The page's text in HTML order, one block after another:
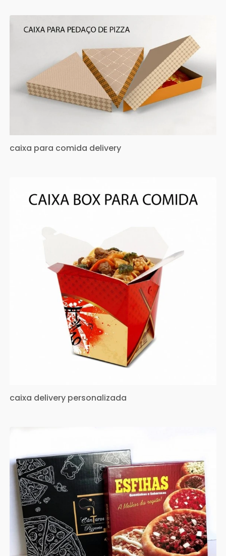
caixa para comida delivery
caixa delivery personalizada